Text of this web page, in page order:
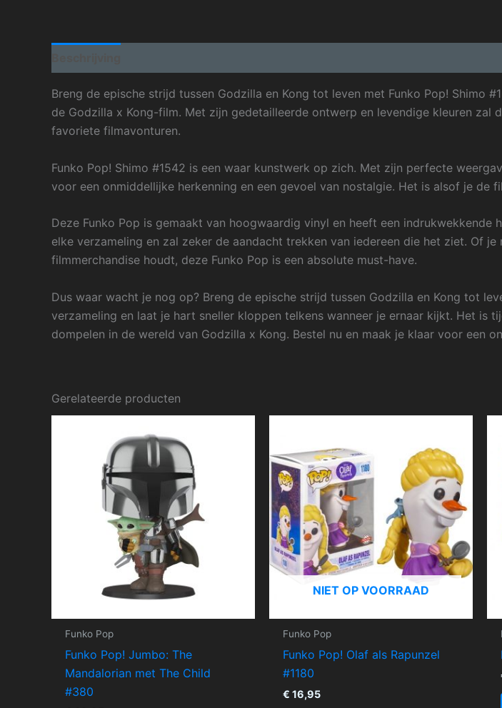
Breng de epische strijd tussen Godzilla en Kong tot leven met Funko Pop! Shimo
de Godzilla x Kong-film. Met zijn gedetailleerde ontwerp en levendige kleuren zal
favoriete filmavonturen.
Funko Pop! Shimo #1542 is een waar kunstwerk op zich. Met zijn perfecte
voor een onmiddellijke herkenning en een gevoel van nostalgie. Het is alsof je de
Deze Funko Pop is gemaakt van hoogwaardig vinyl en heeft een
elke verzameling en zal zeker de aandacht trekken van iedereen die het ziet. Of
filmmerchandise houdt, deze Funko Pop is een absolute must-have.
Dus waar wacht je nog op? Breng de epische strijd tussen Godzilla en Kong tot
verzameling en laat je hart sneller kloppen telkens wanneer je ernaar kijkt. Het
dompelen in de wereld van Godzilla x Kong. Bestel nu en maak je klaar voor een
Gerelateerde producten
Funko Pop
Funko Pop! Jumbo: The
Mandalorian met The Child
#380
NIET OP VOORRAAD
Funko Pop
Funko Pop! Olaf als Rapunzel
#1180
€ 16,95